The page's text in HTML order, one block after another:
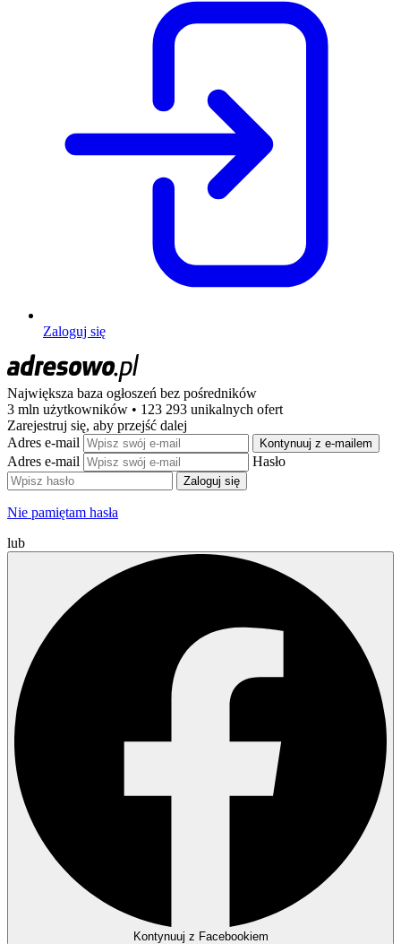
Zaloguj się
Największa baza ogłoszeń bez pośredników
3 mln użytkowników • 123 293 unikalnych ofert
Zarejestruj się, aby przejść dalej
Adres e-mail
Kontynuuj z e-mailem
Adres e-mail Hasło
Zaloguj się
Nie pamiętam hasła
lub
Kontynuuj z Facebookiem